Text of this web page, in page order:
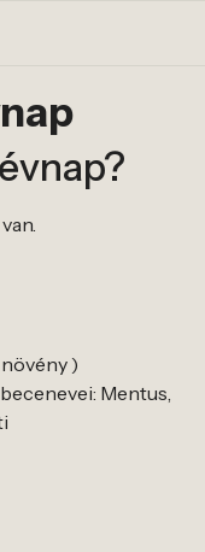
)
Mentus,